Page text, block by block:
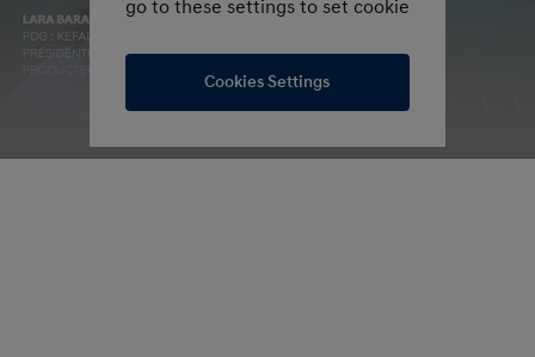
go to these settings to set cookie
Cookies Settings